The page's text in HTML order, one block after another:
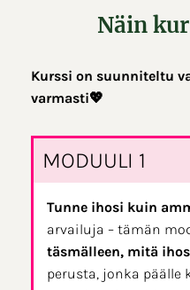
Näin
Kurssi on suunniteltu
varmasti💖
MODUULI 1
Tunne ihosi kuin
arvailuja – tämän
täsmälleen, mitä
perusta, jonka